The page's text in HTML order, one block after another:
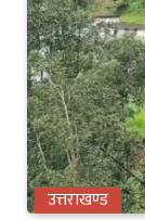
उत्तराखण्ड